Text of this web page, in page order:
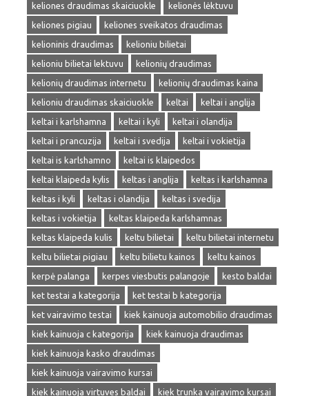
keliones draudimas skaiciuokle
kelionės lėktuvu
keliones pigiau
keliones sveikatos draudimas
kelioninis draudimas
kelioniu bilietai
kelioniu bilietai lektuvu
kelionių draudimas
kelionių draudimas internetu
kelionių draudimas kaina
kelioniu draudimas skaiciuokle
keltai
keltai i anglija
keltai i karlshamna
keltai i kyli
keltai i olandija
keltai i prancuzija
keltai i svedija
keltai i vokietija
keltai is karlshamno
keltai is klaipedos
keltai klaipeda kylis
keltas i anglija
keltas i karlshamna
keltas i kyli
keltas i olandija
keltas i svedija
keltas i vokietija
keltas klaipeda karlshamnas
keltas klaipeda kulis
keltu bilietai
keltu bilietai internetu
keltu bilietai pigiau
keltu bilietu kainos
keltu kainos
kerpė palanga
kerpes viesbutis palangoje
kesto baldai
ket testai a kategorija
ket testai b kategorija
ket vairavimo testai
kiek kainuoja automobilio draudimas
kiek kainuoja c kategorija
kiek kainuoja draudimas
kiek kainuoja kasko draudimas
kiek kainuoja vairavimo kursai
kiek kainuoja virtuves baldai
kiek trunka vairavimo kursai